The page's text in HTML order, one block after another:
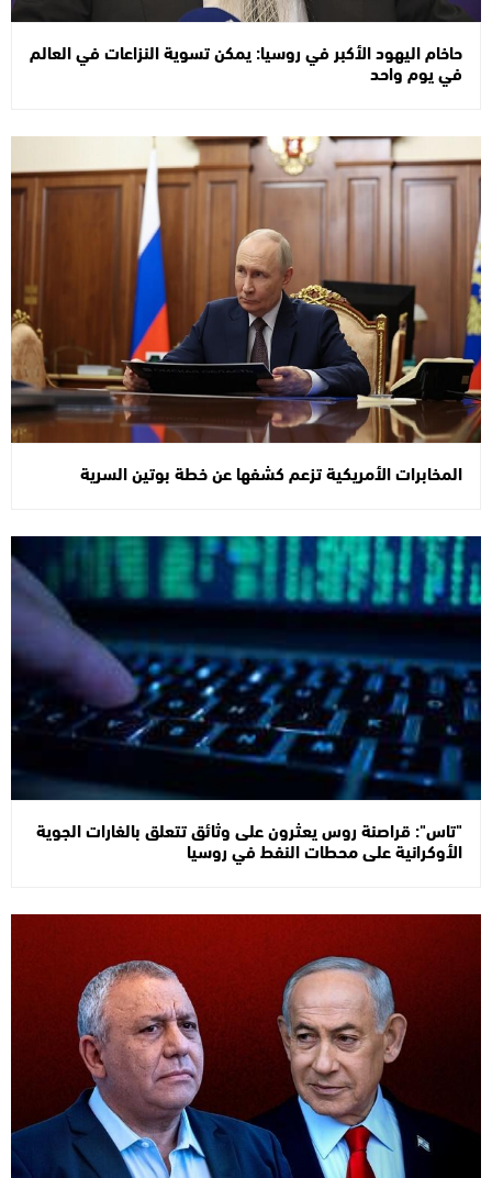
حاخام اليهود الأكبر في روسيا: يمكن تسوية النزاعات في العالم
في يوم واحد
المخابرات الأمريكية تزعم كشفها عن خطة بوتين السرية
"تاس": قراصنة روس يعثرون على وثائق تتعلق بالغارات الجوية
الأوكرانية على محطات النفط في روسيا